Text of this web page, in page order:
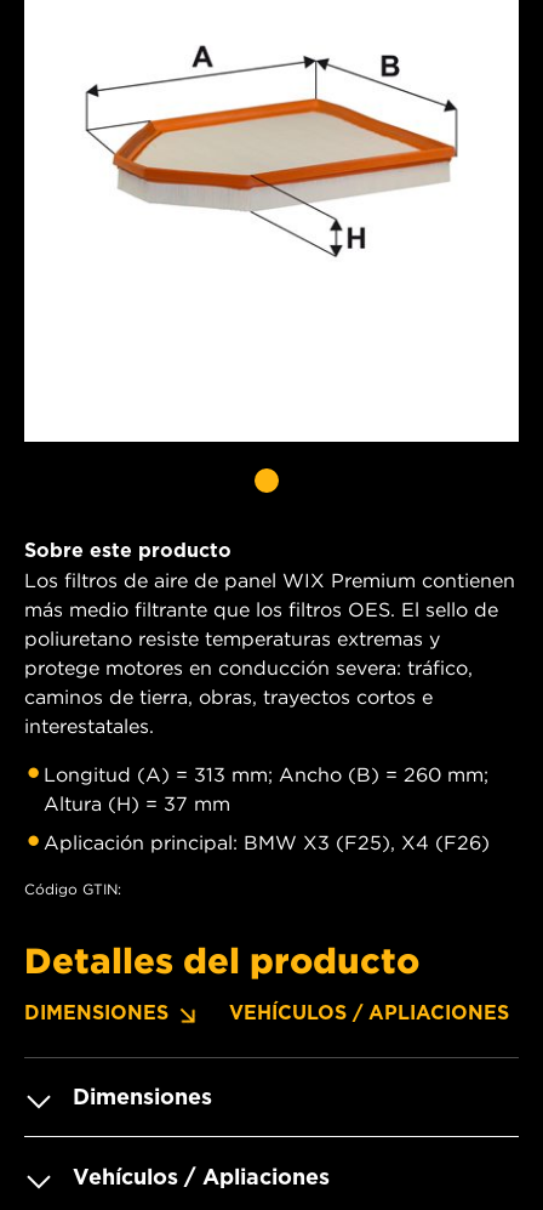
Sobre este producto
Los filtros de aire de panel WIX Premium contienen
más medio filtrante que los filtros OES. El sello de
poliuretano resiste temperaturas extremas y
protege motores en conducción severa: tráfico,
caminos de tierra, obras, trayectos cortos e
interestatales.
Longitud (A) = 313 mm; Ancho (B) = 260 mm;
Altura (H) = 37 mm
Aplicación principal: BMW X3 (F25), X4 (F26)
Código GTIN:
Detalles del producto
DIMENSIONES VEHÍCULOS / APLIACIONES
Dimensiones
Vehículos / Apliaciones